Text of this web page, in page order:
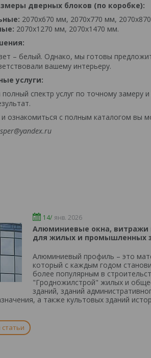
дверных блоков (по коробке):
2070х670 мм, 2070х770 мм,
2070х1270 мм, 2070х1470 мм.
– белый. Однако, мы готовы
вашему интерьеру.
услуги:
спектр услуг по точному замеру
ознакомиться с полным каталогом вы
14/ янв. 2026
Алюминиевые окна, витражи
для жилых и промышленных
Алюминиевый профиль – это
который с каждым годом
более популярным в
"Гродножилстрой" жилых и
зданий, зданий
а также культовых зданий